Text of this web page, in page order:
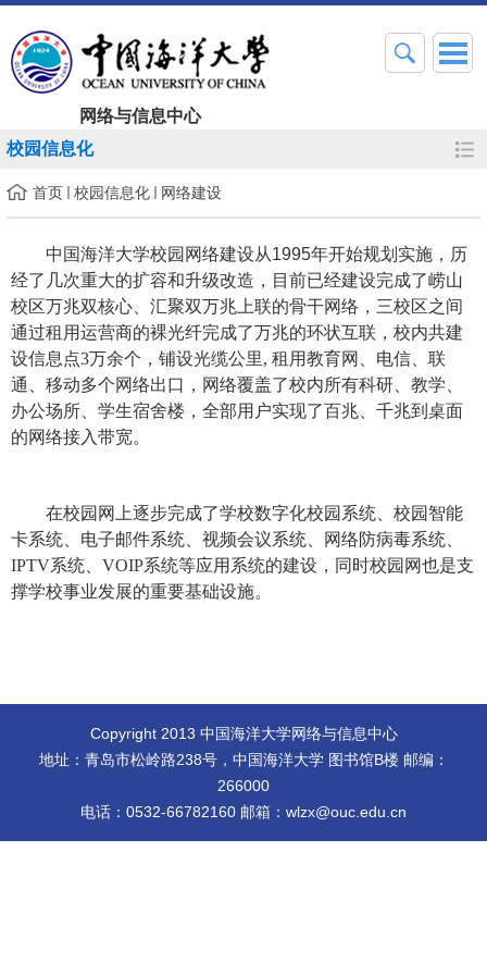
网络与信息中心
校园信息化
首页 校园信息化 网络建设
中国海洋大学校园网络建设从1995年开始规划实施，历
经了几次重大的扩容和升级改造，目前已经建设完成了崂山
校区万兆双核心、汇聚双万兆上联的骨干网络，三校区之间
通过租用运营商的裸光纤完成了万兆的环状互联，校内共建
设信息点3万余个，铺设光缆公里, 租用教育网、电信、联
通、移动多个网络出口，网络覆盖了校内所有科研、教学、
办公场所、学生宿舍楼，全部用户实现了百兆、千兆到桌面
的网络接入带宽。
在校园网上逐步完成了学校数字化校园系统、校园智能
卡系统、电子邮件系统、视频会议系统、网络防病毒系统、
IPTV系统、 VOIP系统等应用系统的建设，同时校园网也是支
撑学校事业发展的重要基础设施。
Copyright 2013 中国海洋大学网络与信息中心
地址：青岛市松岭路238号，中国海洋大学 图书馆B楼 邮编：
266000
电话：0532-66782160 邮箱：wlzx@ouc.edu.cn